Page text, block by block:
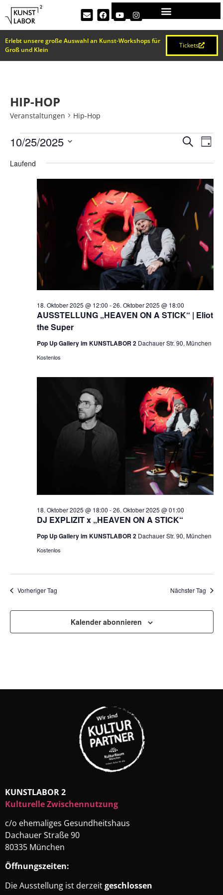
Erlebt unsere große Auswahl an Kunst-Workshops für
Groß und Klein
Tickets
HIP-HOP
Veranstaltungen Hip-Hop
UND
SucheTag
10/25/2025
wählen.
Laufend
AUSSTELLUNG „HEAVEN ON A STICK“ | Eliot
the Super
18. Oktober 2025 @ 12:00 -26. Oktober 2025 @ 18:00
Pop Up Gallery im KUNSTLABOR 2 Dachauer Str. 90, München
Kostenlos
DJ EXPLIZIT x „HEAVEN ON A STICK“
18. Oktober 2025 @ 18:00 -26. Oktober 2025 @ 01:00
Pop Up Gallery im KUNSTLABOR 2 Dachauer Str. 90, München
Kostenlos
Vorheriger Tag Nächster Tag
Kalender abonnieren
KUNSTLABOR 2
Kulturelle Zwischennutzung
c/o ehemaliges Gesundheitshaus
Dachauer Straße 90
80335 München
Öffnungszeiten:
Die Ausstellung ist derzeitgeschlossen